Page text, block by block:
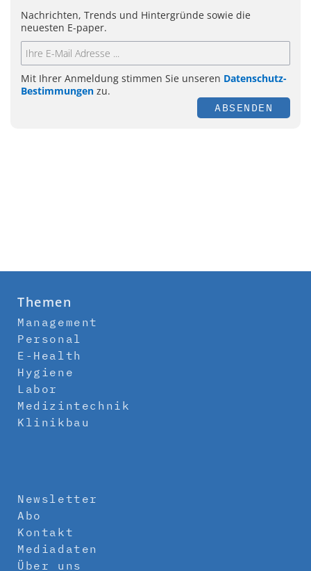
Nachrichten, Trends und Hintergründe sowie die
neuesten E-paper.
Mit Ihrer Anmeldung stimmen Sie unseren Datenschutz-
Bestimmungen zu.
ABSENDEN
Themen
Management
Personal
E-Health
Hygiene
Labor
Medizintechnik
Klinikbau
Newsletter
Abo
Kontakt
Mediadaten
Über uns